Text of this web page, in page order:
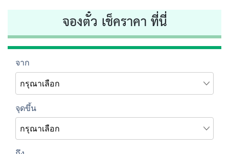
จองตั๋ว เช็คราคา ที่นี่